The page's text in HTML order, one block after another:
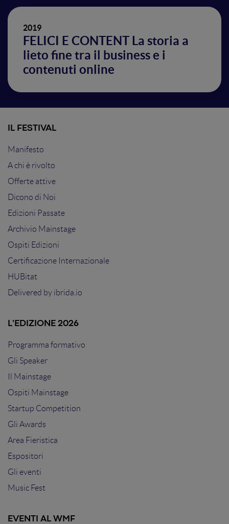
2019
FELICI E CONTENT La storia a
lieto fine tra il business e i
contenuti online
IL FESTIVAL
Manifesto
A chi è rivolto
Offerte attive
Dicono di Noi
Edizioni Passate
Archivio Mainstage
Ospiti Edizioni
Certificazione Internazionale
HUBitat
Delivered by ibrida.io
L'EDIZIONE 2026
Programma formativo
Gli Speaker
Il Mainstage
Ospiti Mainstage
Startup Competition
Gli Awards
Area Fieristica
Espositori
Gli eventi
Music Fest
EVENTI AL WMF